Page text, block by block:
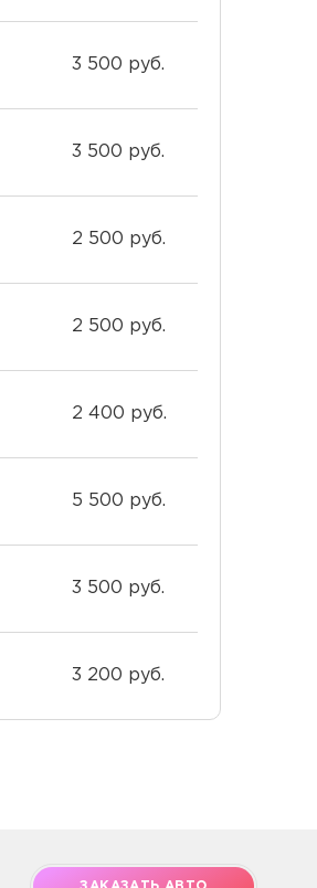
3 500 руб.
3 500 руб.
2 500 руб.
2 500 руб.
2 400 руб.
5 500 руб.
3 500 руб.
3 200 руб.